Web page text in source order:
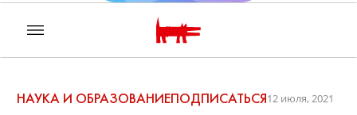
НАУКА И ОБРАЗОВАНИЕПОДПИСАТЬСЯ12 июля, 2021